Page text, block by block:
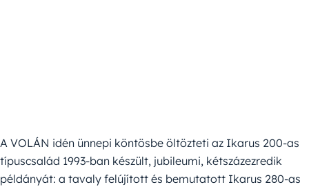
A VOLÁN idén ünnepi köntösbe öltözteti az Ikarus 200-as
típuscsalád 1993-ban készült, jubileumi, kétszázezredik
példányát: a tavaly felújított és bemutatott Ikarus 280-as